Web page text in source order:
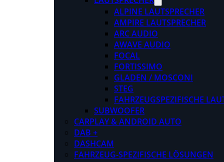
ALPINE LAUTSPRECHER
AMPIRE LAUTSPRECHER
ARC AUDIO
AWAVE AUDIO
FOCAL
FORTISSIMO
GLADEN / MOSCONI
STEG
FAHRZEUGSPEZIFISCHE
SUBWOOFER
CARPLAY & ANDROID AUTO
DAB +
DASHCAM
FAHRZEUG-SPEZIFISCHE LÖSUNGEN